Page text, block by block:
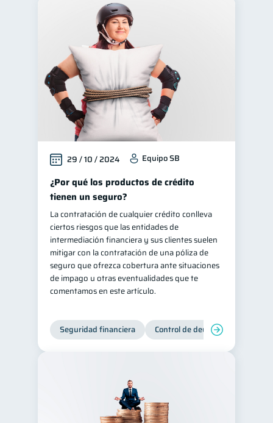
29 / 10 / 2024 Equipo SB
¿Por qué los productos de crédito
tienen un seguro?
La contratación de cualquier crédito conlleva
ciertos riesgos que las entidades de
intermediación financiera y sus clientes suelen
mitigar con la contratación de una póliza de
seguro que ofrezca cobertura ante situaciones
de impago u otras eventualidades que te
comentamos en este artículo.
Seguridad financiera Control de deudas